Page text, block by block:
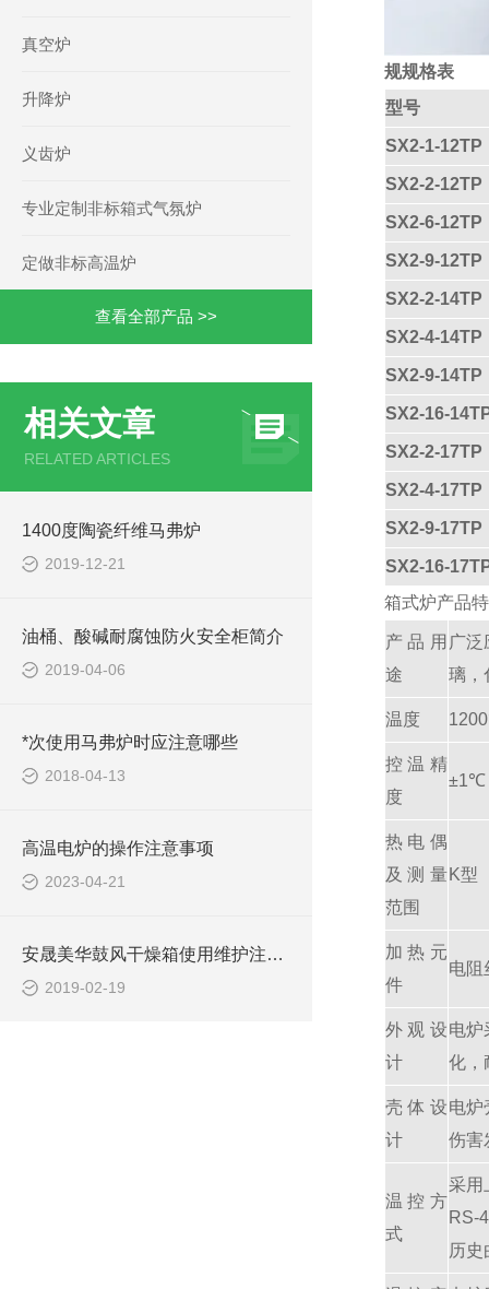
真空炉
升降炉
义齿炉
专业定制非标箱式气氛炉
定做非标高温炉
查看全部产品 >>
相关文章
RELATED ARTICLES
1400度陶瓷纤维马弗炉
2019-12-21
油桶、酸碱耐腐蚀防火安全柜简介
2019-04-06
*次使用马弗炉时应注意哪些
2018-04-13
高温电炉的操作注意事项
2023-04-21
安晟美华鼓风干燥箱使用维护注意事项
2019-02-19
规规格表
型号
SX2-1-12TP
SX2-2-12TP
SX2-6-12TP
SX2-9-12TP
SX2-2-14TP
SX2-4-14TP
SX2-9-14TP
SX2-16-
SX2-2-17TP
SX2-4-17TP
SX2-9-17TP
SX2-16-
箱式炉产品
产品用
途
广
璃，
温度
控温精
度
±1℃
热电偶
及测量
范围
K型
加热元
件
电阻
外观设
计
电炉
化，
壳体设
计
电炉
伤害
温控方
式
采用
RS-
历史